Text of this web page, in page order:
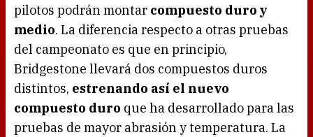
pilotos podrán montar compuesto duro y
medio. La diferencia respecto a otras pruebas
del campeonato es que en principio,
Bridgestone llevará dos compuestos duros
distintos, estrenando así el nuevo
compuesto duro que ha desarrollado para las
pruebas de mayor abrasión y temperatura. La